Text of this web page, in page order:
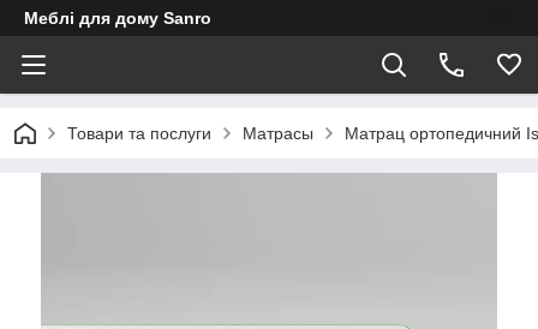
Меблі для дому Sanro
Товари та послуги Матрасы Матрац ортопедичний